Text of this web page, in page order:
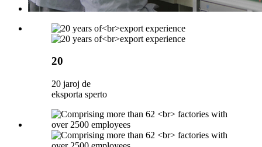
20
20 jaroj de
eksporta sperto